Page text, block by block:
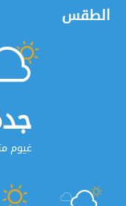
الطقس
غيوم